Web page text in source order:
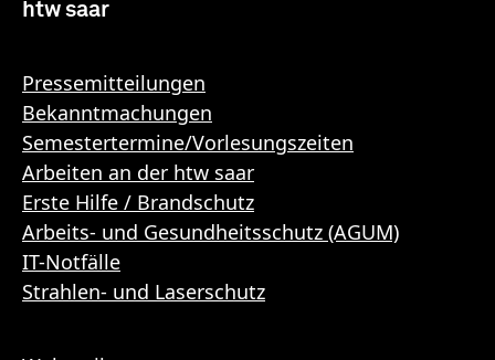
htw saar
Pressemitteilungen
Bekanntmachungen
Semestertermine/Vorlesungszeiten
Arbeiten an der htw saar
Erste Hilfe / Brandschutz
Arbeits- und Gesundheitsschutz (AGUM)
IT-Notfälle
Strahlen- und Laserschutz